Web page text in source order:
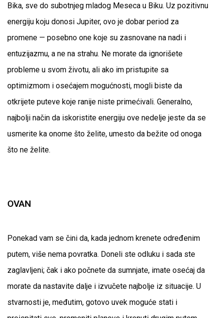
Bika, sve do subotnjeg mladog Meseca u Biku. Uz pozitivnu
energiju koju donosi Jupiter, ovo je dobar period za
promene — posebno one koje su zasnovane na nadi i
entuzijazmu, a ne na strahu. Ne morate da ignorišete
probleme u svom životu, ali ako im pristupite sa
optimizmom i osećajem mogućnosti, mogli biste da
otkrijete puteve koje ranije niste primećivali. Generalno,
najbolji način da iskoristite energiju ove nedelje jeste da se
usmerite ka onome što želite, umesto da bežite od onoga
što ne želite.
OVAN
Ponekad vam se čini da, kada jednom krenete određenim
putem, više nema povratka. Doneli ste odluku i sada ste
zaglavljeni; čak i ako počnete da sumnjate, imate osećaj da
morate da nastavite dalje i izvučete najbolje iz situacije. U
stvarnosti je, međutim, gotovo uvek moguće stati i